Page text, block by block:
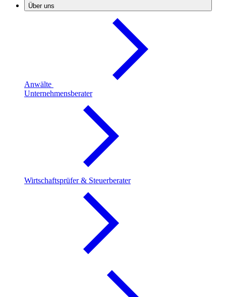
Über uns
Anwälte
Unternehmensberater
Wirtschaftsprüfer & Steuerberater